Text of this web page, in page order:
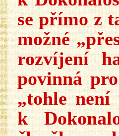
se přímo z
možné
rozvíjení
povinná
„tohle
k